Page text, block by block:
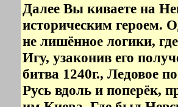
Далее Вы киваете на
историческим героем.
не лишённое логики,
Игу, узаконив его
битва 1240г., Ледовое
Русь вдоль и поперёк,